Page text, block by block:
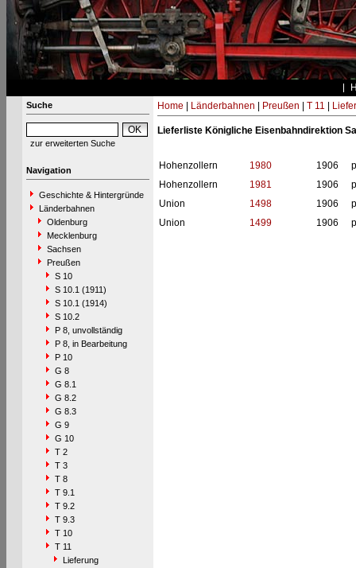
Suche
zur erweiterten Suche
Navigation
Geschichte & Hintergründe
Länderbahnen
Oldenburg
Mecklenburg
Sachsen
Preußen
S 10
S 10.1 (1911)
S 10.1 (1914)
S 10.2
P 8, unvollständig
P 8, in Bearbeitung
P 10
G 8
G 8.1
G 8.2
G 8.3
G 9
G 10
T 2
T 3
T 8
T 9.1
T 9.2
T 9.3
T 10
T 11
Lieferung
Home Länderbahnen Preußen T 11
Lieferliste Königliche Eisenbahndirektion
Hohenzollern 1980 1906
Hohenzollern
1981 1906
Union
1498 1906
Union
1499 1906